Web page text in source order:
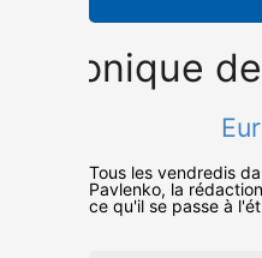
Chronique
Tous les vendredis
Pavlenko, la
ce qu'il se passe à